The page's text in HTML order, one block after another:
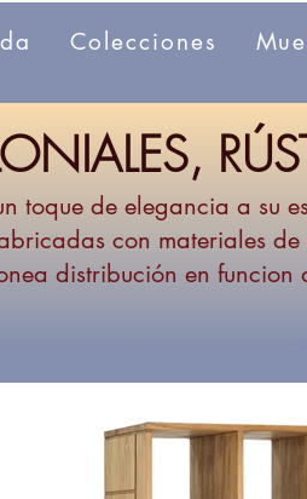
Colecciones
toque de elegancia a su
con materiales
distribución en funcion